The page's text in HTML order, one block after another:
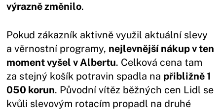
výrazně změnilo.
Pokud zákazník aktivně využil aktuální slevy
a věrnostní programy, nejlevnější nákup v ten
moment vyšel v Albertu. Celková cena tam
za stejný košík potravin spadla na přibližně 1
050 korun. Původní vítěz běžných cen Lidl se
kvůli slevovým rotacím propadl na druhé